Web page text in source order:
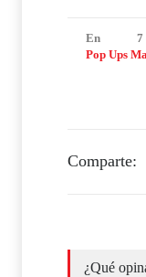
En
7
Pop Ups
Comparte:
¿Qué